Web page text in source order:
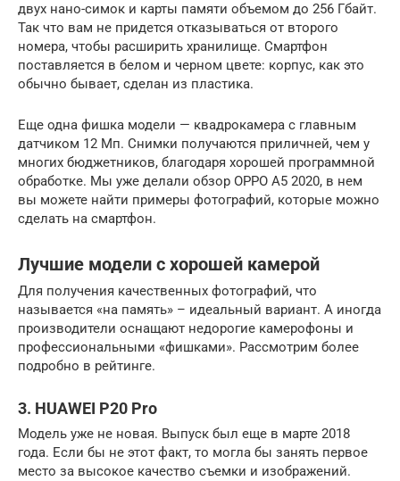
двух нано-симок и карты памяти объемом до 256 Гбайт.
Так что вам не придется отказываться от второго
номера, чтобы расширить хранилище. Смартфон
поставляется в белом и черном цвете: корпус, как это
обычно бывает, сделан из пластика.
Еще одна фишка модели — квадрокамера с главным
датчиком 12 Мп. Снимки получаются приличней, чем у
многих бюджетников, благодаря хорошей программной
обработке. Мы уже делали обзор OPPO A5 2020, в нем
вы можете найти примеры фотографий, которые можно
сделать на смартфон.
Лучшие модели с хорошей камерой
Для получения качественных фотографий, что
называется «на память» – идеальный вариант. А иногда
производители оснащают недорогие камерофоны и
профессиональными «фишками». Рассмотрим более
подробно в рейтинге.
3. HUAWEI P20 Pro
Модель уже не новая. Выпуск был еще в марте 2018
года. Если бы не этот факт, то могла бы занять первое
место за высокое качество съемки и изображений.